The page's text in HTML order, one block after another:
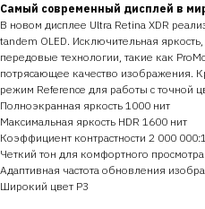
Самый современный дисплей в
В новом дисплее Ultra Retina XDR
tandem OLED. Исключительная
передовые технологии, такие как
потрясающее качество изображения.
режим Reference для работы с точной
Полноэкранная яркость 1000 нит
Максимальная яркость HDR 1600 нит
Коэффициент контрастности 2 000 000:1
Четкий тон для комфортного просмотра
Адаптивная частота обновления
Широкий цвет P3